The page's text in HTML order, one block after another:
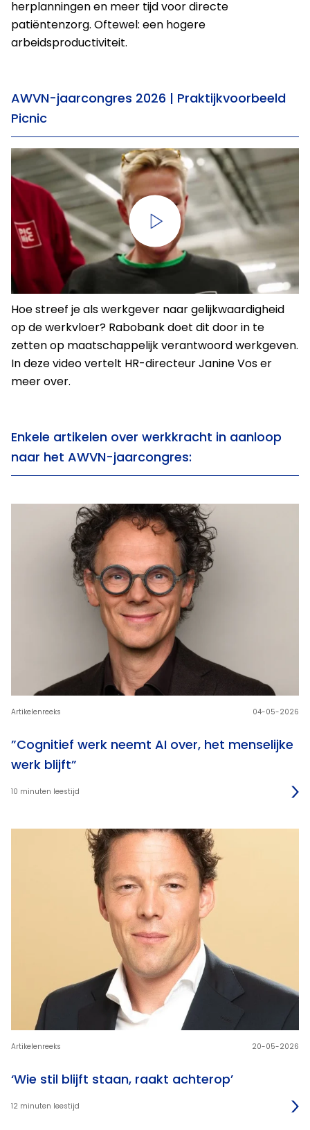
herplanningen en meer tijd voor directe
patiëntenzorg. Oftewel: een hogere
arbeidsproductiviteit.
AWVN-jaarcongres 2026 | Praktijkvoorbeeld
Picnic
Hoe streef je als werkgever naar gelijkwaardigheid
op de werkvloer? Rabobank doet dit door in te
zetten op maatschappelijk verantwoord werkgeven.
In deze video vertelt HR-directeur Janine Vos er
meer over.
Enkele artikelen over werkkracht in aanloop
naar het AWVN-jaarcongres:
”Cognitief werk neemt AI over, het menselijke
werk blijft”
Artikelenreeks 04-05-2026
10 minuten leestijd
‘Wie stil blijft staan, raakt achterop’
Artikelenreeks 20-05-2026
12 minuten leestijd